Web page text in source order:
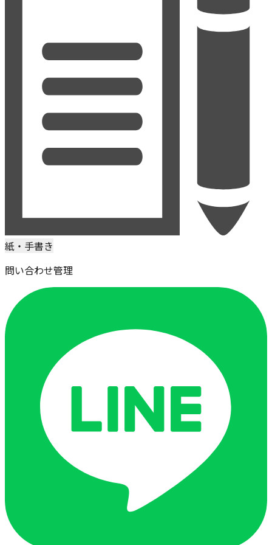
紙・手書き
問い合わせ管理